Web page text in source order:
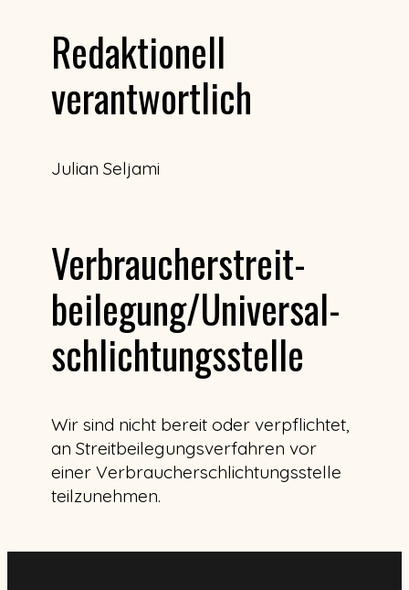
Redaktionell
verantwortlich
Julian Seljami
Verbraucher­streit­
beilegung/Universal­
schlichtungs­stelle
Wir sind nicht bereit oder verpflichtet,
an Streitbeilegungsverfahren vor
einer Verbraucherschlichtungsstelle
teilzunehmen.